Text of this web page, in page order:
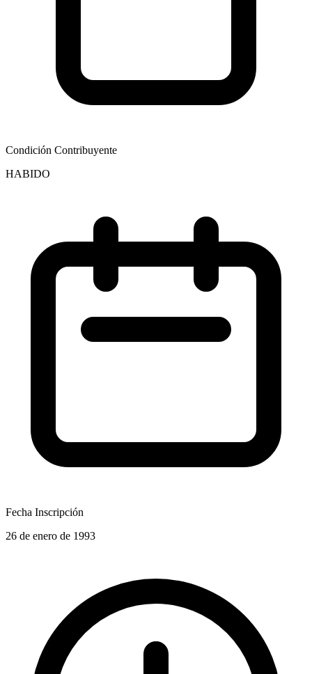
Condición Contribuyente
HABIDO
Fecha Inscripción
26 de enero de 1993